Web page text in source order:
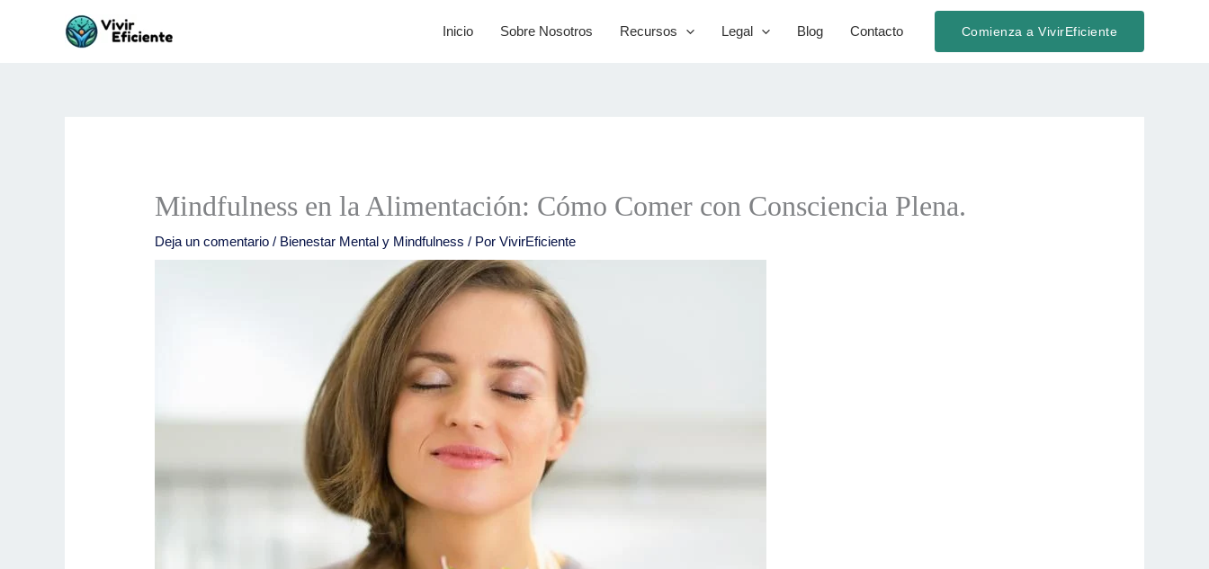
Inicio Sobre Nosotros Recursos Legal Blog Contacto Comienza a VivirEficiente
Mindfulness en la Alimentación: Cómo Comer con Consciencia Plena.
Deja un comentario / Bienestar Mental y Mindfulness / PorVivirEficiente